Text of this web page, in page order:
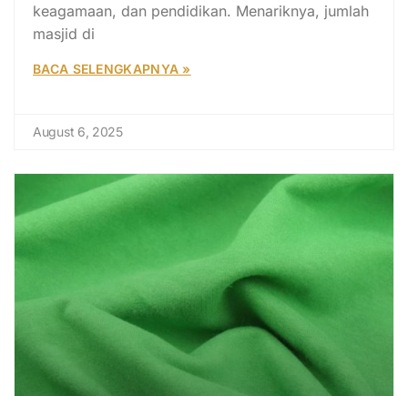
keagamaan, dan pendidikan. Menariknya, jumlah
masjid di
BACA SELENGKAPNYA »
August 6, 2025